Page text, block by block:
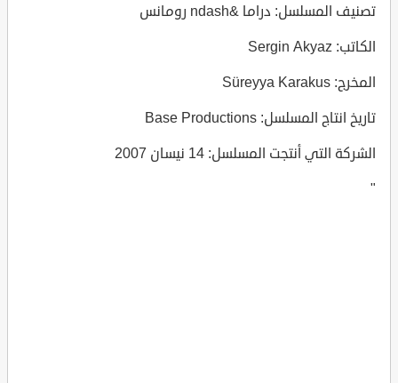
تصنيف المسلسل: دراما &ndash رومانس
الكاتب: Sergin Akyaz
المخرج: Süreyya Karakus
تاريخ انتاج المسلسل: Base Productions
الشركة التي أنتجت المسلسل: 14 نيسان 2007
"